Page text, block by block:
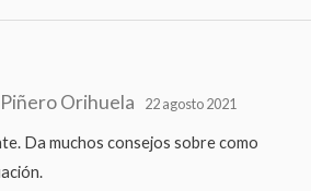
Orihuela 22 agosto 2021
Da muchos consejos sobre como